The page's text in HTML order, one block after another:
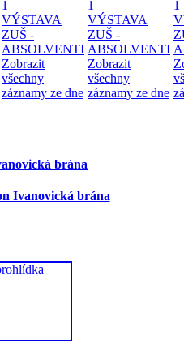
1
VÝSTAVA
ZUŠ -
ABSOLVENTI
Zobrazit
všechny
záznamy ze dne
1
VÝSTAVA
ZUŠ -
ABSOLVENTI
Zobrazit
všechny
záznamy ze dne
1
brána